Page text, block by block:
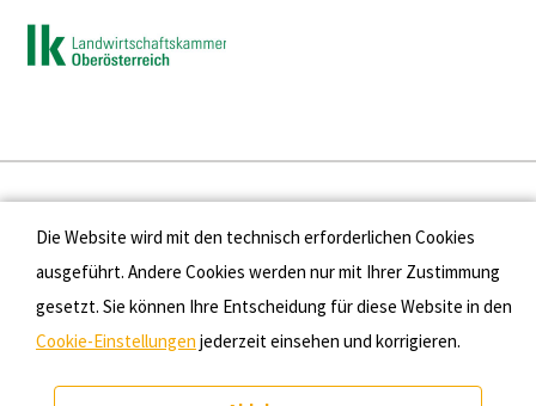
Presse
Kontakt
Datenschutz
Die Website wird mit den technisch erforderlichen Cookies
ausgeführt. Andere Cookies werden nur mit Ihrer Zustimmung
gesetzt. Sie können Ihre Entscheidung für diese Website in den
Cookie-Einstellungen jederzeit einsehen und korrigieren.